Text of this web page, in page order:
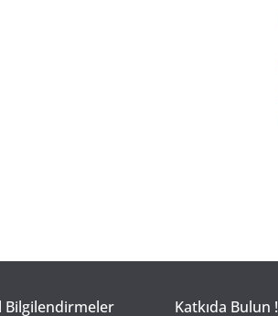
Bilgilendirmeler Katkıda Bulun !